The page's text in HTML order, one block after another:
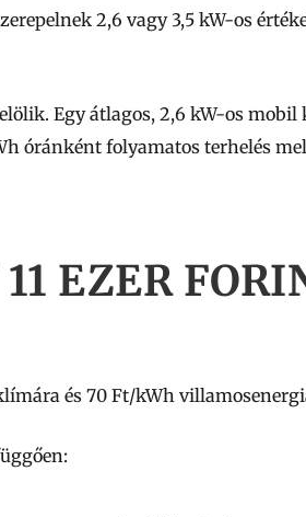
2,6 vagy 3,5 kW-os
Egy átlagos, 2,6 kW-os
óránként folyamatos terhelés
EZER
és 70 Ft/kWh